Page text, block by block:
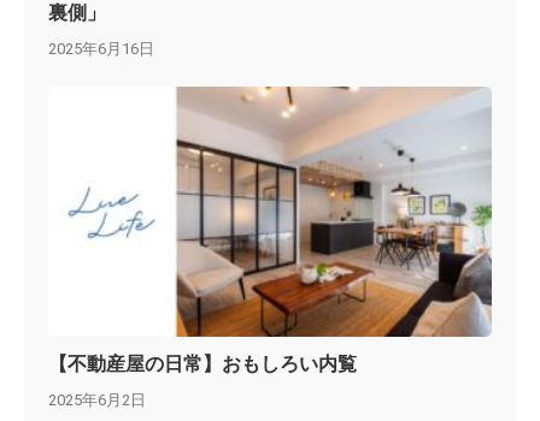
裏側」
2025年6月16日
【不動産屋の日常】おもしろい内覧
2025年6月2日